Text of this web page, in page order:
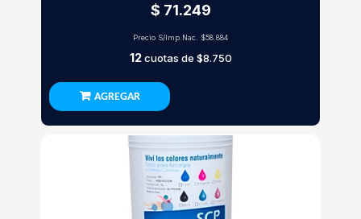
$ 71.249
Precio S/Imp.Nac. $58.884
12cuotas de $8.750
AGREGAR